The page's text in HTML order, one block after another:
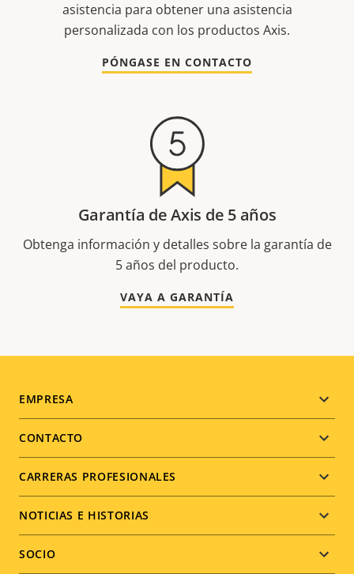
asistencia para obtener una asistencia
personalizada con los productos Axis.
PÓNGASE EN CONTACTO
Garantía de Axis de 5 años
Obtenga información y detalles sobre la garantía de
5 años del producto.
VAYA A GARANTÍA
Footer
menu
EMPRESA
CONTACTO
CARRERAS PROFESIONALES
NOTICIAS E HISTORIAS
SOCIO